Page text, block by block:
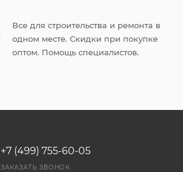
Все для строительства и ремонта в
одном месте. Скидки при покупке
оптом. Помощь специалистов.
+7 (499) 755-60-05
ЗАКАЗАТЬ ЗВОНОК